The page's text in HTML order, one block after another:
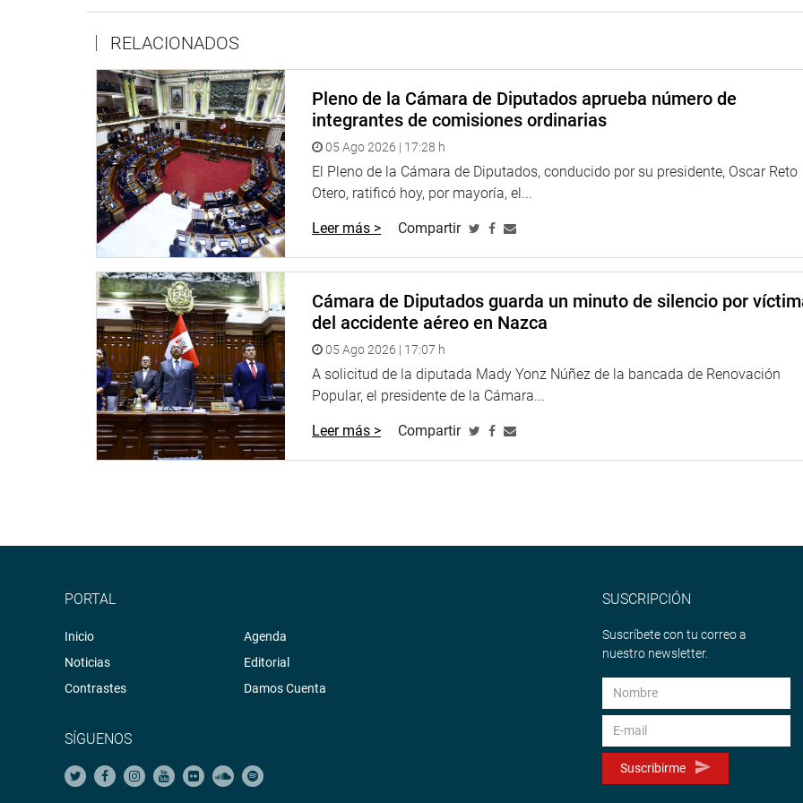
OFICINA DE COMUNICACIONES E IMAGEN INSTITUCIONAL
RELACIONADOS
Pleno de la Cámara de Diputados aprueba número de
integrantes de comisiones ordinarias
05 Ago 2026 | 17:28 h
El Pleno de la Cámara de Diputados, conducido por su presidente, Oscar Reto
Otero, ratificó hoy, por mayoría, el...
Leer más > Compartir
Cámara de Diputados guarda un minuto de silencio por
del accidente aéreo en Nazca
05 Ago 2026 | 17:07 h
A solicitud de la diputada Mady Yonz Núñez de la bancada de Renovación
Popular, el presidente de la Cámara...
Leer más > Compartir
PORTAL
Inicio
Noticias
Contrastes
Agenda
Editorial
Damos Cuenta
SÍGUENOS
SUSCRIPCIÓN
Suscríbete con tu correo a
nuestro newsletter.
Suscribirme